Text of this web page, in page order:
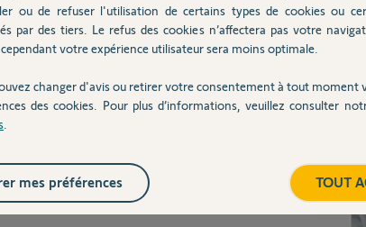
ou de refuser l'utilisation de certains types de cookies ou
par des tiers. Le refus des cookies n’affectera pas votre
votre expérience utilisateur sera moins optimale.
changer d'avis ou retirer votre consentement à tout moment
des cookies. Pour plus d’informations, veuillez consulter
TOUT
mes préférences